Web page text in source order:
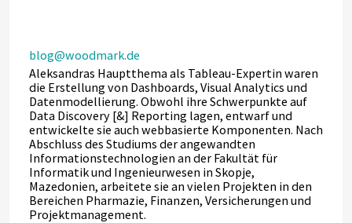
blog@woodmark.de
Aleksandras Hauptthema als Tableau-Expertin waren
die Erstellung von Dashboards, Visual Analytics und
Datenmodellierung. Obwohl ihre Schwerpunkte auf
Data Discovery [&] Reporting lagen, entwarf und
entwickelte sie auch webbasierte Komponenten. Nach
Abschluss des Studiums der angewandten
Informationstechnologien an der Fakultät für
Informatik und Ingenieurwesen in Skopje,
Mazedonien, arbeitete sie an vielen Projekten in den
Bereichen Pharmazie, Finanzen, Versicherungen und
Projektmanagement.